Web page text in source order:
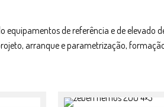
equipamentos de referência e de elevado
arranque e parametrização,